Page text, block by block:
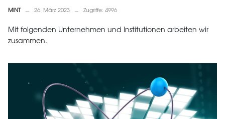
MINT 26. März 2023 Zugriffe: 4996
Mit folgenden Unternehmen und Institutionen arbeiten wir
zusammen.